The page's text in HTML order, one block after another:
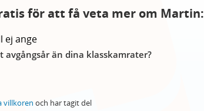
för att få veta mer om Martin:
ej ange
avgångsår än dina klasskamrater?
villkoren och har tagit del